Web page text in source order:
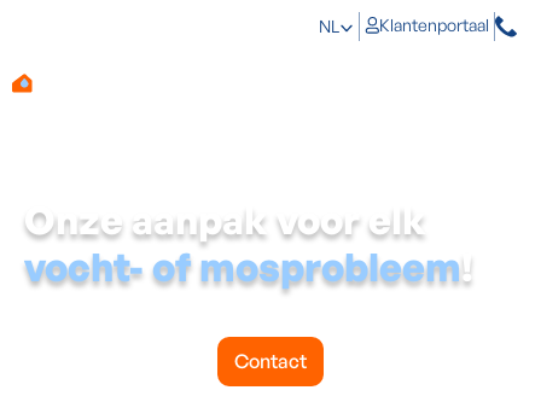
NL Klantenportaal
Onze aanpak voor elk
vocht- of mosprobleem!
Contact